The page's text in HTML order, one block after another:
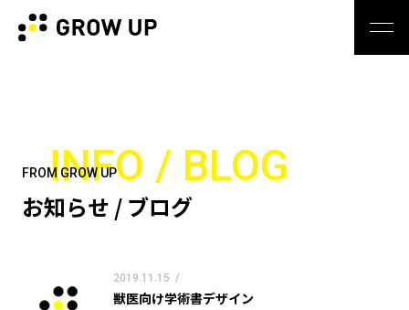
お知らせ / ブログ
FROM GROW UP
INFO / BLOG
2019.11.15 /
獣医向け学術書デザイン